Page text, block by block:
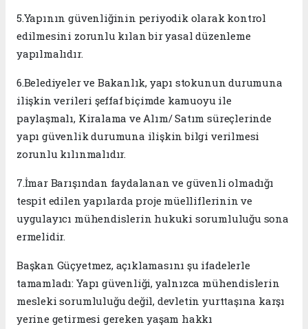
5.Yapının güvenliğinin periyodik olarak kontrol
edilmesini zorunlu kılan bir yasal düzenleme
yapılmalıdır.
6.Belediyeler ve Bakanlık, yapı stokunun durumuna
ilişkin verileri şeffaf biçimde kamuoyu ile
paylaşmalı, Kiralama ve Alım/ Satım süreçlerinde
yapı güvenlik durumuna ilişkin bilgi verilmesi
zorunlu kılınmalıdır.
7.İmar Barışından faydalanan ve güvenli olmadığı
tespit edilen yapılarda proje müelliflerinin ve
uygulayıcı mühendislerin hukuki sorumluluğu sona
ermelidir.
Başkan Güçyetmez, açıklamasını şu ifadelerle
tamamladı: Yapı güvenliği, yalnızca mühendislerin
mesleki sorumluluğu değil, devletin yurttaşına karşı
yerine getirmesi gereken yaşam hakkı